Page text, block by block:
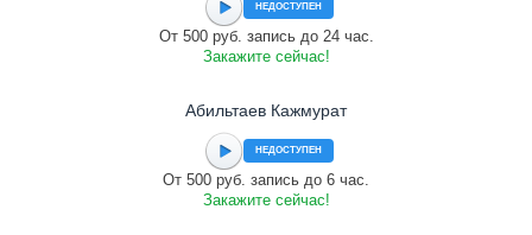
НЕДОСТУПЕН
От 500 руб. запись до 24 час.
Закажите сейчас!
Абильтаев Кажмурат
НЕДОСТУПЕН
От 500 руб. запись до 6 час.
Закажите сейчас!